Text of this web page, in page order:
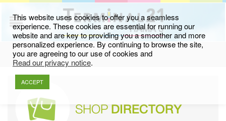
SHOPDIRECTORY
This website uses cookies to offer you a seamless
experience. These cookies are essential for running our
website and are key to providing you a smoother and more
personalized experience. By continuing to browse the site,
you are agreeing to our use of cookies and
Read our privacy notice.
ACCEPT